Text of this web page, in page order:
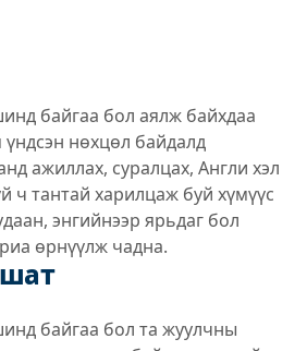
байгаа бол аялж байхдаа
үндсэн нөхцөл байдалд
ажиллах, суралцах, Англи хэл
ч тантай харилцаж буй хүмүүс
энгийнээр ярьдаг бол
өрнүүлж чадна.
байгаа бол та жуулчны